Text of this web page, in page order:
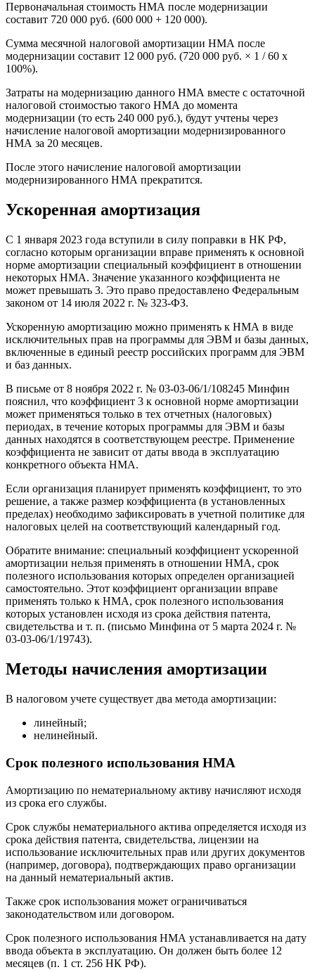
Первоначальная стоимость НМА после модернизации
составит 720 000 руб. (600 000 + 120 000).
Сумма месячной налоговой амортизации НМА после
модернизации составит 12 000 руб. (720 000 руб. × 1 / 60 х
100%).
Затраты на модернизацию данного НМА вместе с остаточной
налоговой стоимостью такого НМА до момента
модернизации (то есть 240 000 руб.), будут учтены через
начисление налоговой амортизации модернизированного
НМА за 20 месяцев.
После этого начисление налоговой амортизации
модернизированного НМА прекратится.
Ускоренная амортизация
С 1 января 2023 года вступили в силу поправки в НК РФ,
согласно которым организации вправе применять к основной
норме амортизации специальный коэффициент в отношении
некоторых НМА. Значение указанного коэффициента не
может превышать 3. Это право предоставлено Федеральным
законом от 14 июля 2022 г. № 323-ФЗ.
Ускоренную амортизацию можно применять к НМА в виде
исключительных прав на программы для ЭВМ и базы данных,
включенные в единый реестр российских программ для ЭВМ
и баз данных.
В письме от 8 ноября 2022 г. № 03-03-06/1/108245 Минфин
пояснил, что коэффициент 3 к основной норме амортизации
может применяться только в тех отчетных (налоговых)
периодах, в течение которых программы для ЭВМ и базы
данных находятся в соответствующем реестре. Применение
коэффициента не зависит от даты ввода в эксплуатацию
конкретного объекта НМА.
Если организация планирует применять коэффициент, то это
решение, а также размер коэффициента (в установленных
пределах) необходимо зафиксировать в учетной политике для
налоговых целей на соответствующий календарный год.
Обратите внимание: специальный коэффициент ускоренной
амортизации нельзя применять в отношении НМА, срок
полезного использования которых определен организацией
самостоятельно. Этот коэффициент организации вправе
применять только к НМА, срок полезного использования
которых установлен исходя из срока действия патента,
свидетельства и т. п. (письмо Минфина от 5 марта 2024 г. №
03-03-06/1/19743).
Методы начисления амортизации
В налоговом учете существует два метода амортизации:
линейный;
нелинейный.
Срок полезного использования НМА
Амортизацию по нематериальному активу начисляют исходя
из срока его службы.
Срок службы нематериального актива определяется исходя из
срока действия патента, свидетельства, лицензии на
использование исключительных прав или других документов
(например, договора), подтверждающих право организации
на данный нематериальный актив.
Также срок использования может ограничиваться
законодательством или договором.
Срок полезного использования НМА устанавливается на дату
ввода объекта в эксплуатацию. Он должен быть более 12
месяцев (п. 1 ст. 256 НК РФ).